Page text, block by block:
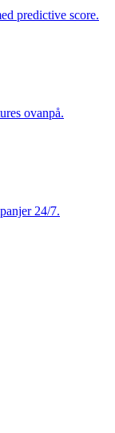
predictive score.
ovanpå.
24/7.